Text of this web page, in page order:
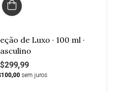
de Luxo · 100 ml ·
sem juros